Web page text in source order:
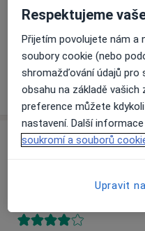
Způsoby platby
Na teto adrese lékař
Detaily
Názory
Respektujeme
Přijetím povolujete nám a
soubory cookie (nebo
shromažďování údajů
obsahu na základě vašich
preference můžete
nastavení. Další
soukromí a souborů
Upravit